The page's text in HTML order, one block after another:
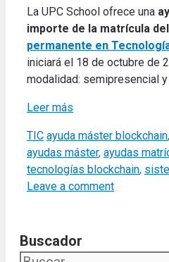
La UPC School ofrece una
importe de la matrícula del
permanente en
iniciará el 18 de octubre de
modalidad: semipresencial y
Leer más
Categories
TIC Tags
ayuda máster blockchain,
ayudas máster, ayudas
tecnologías blockchain,
Leave a comment
Buscador